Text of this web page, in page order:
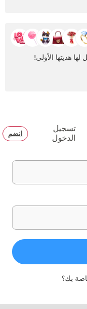
هديتها الأولى!
تسجيل
الدخول
انضم
بك؟